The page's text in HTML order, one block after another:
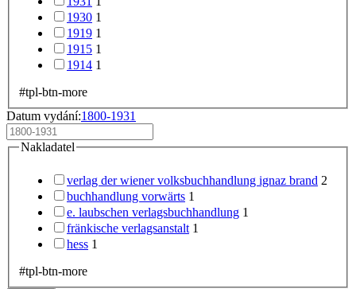
1930 1
1919 1
1915 1
1914 1
#tpl-btn-more
Datum vydání:1800-1931
Nakladatel
verlag der wiener volksbuchhandlung ignaz brand 2
buchhandlung vorwärts 1
e. laubschen verlagsbuchhandlung 1
fränkische verlagsanstalt 1
hess 1
#tpl-btn-more